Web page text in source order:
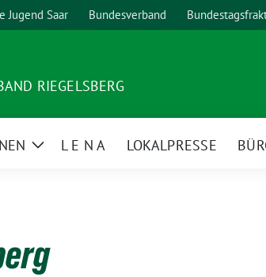
Jugend Saar Bundesverband
RIEGELSBERG
ZeigeL E N A LOKALPRESSE